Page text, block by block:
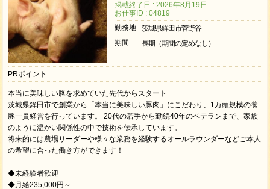
掲載終了日 : 2026年8月19日
お仕事ID : 04819
勤務地
茨城県鉾田市菅野谷
期間
長期（期間の定めなし）
PRポイント
本当に美味しい豚を求めていた先代からスタート
茨城県鉾田市で創業から「本当に美味しい豚肉」にこだわり、1万頭規模の養
豚一貫経営を行っています。 20代の若手から勤続40年のベテランまで、家族
のように温かい関係性の中で技術を伝承しています。
将来的には農場リーダーや様々な業務を経験するオールラウンダーなどご本人
の希望に合った働き方ができます！
◆未経験者歓迎
◆月給235,000円～